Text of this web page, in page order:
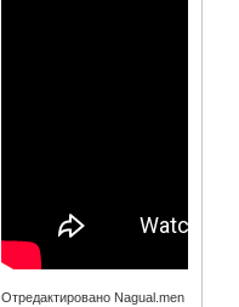
Отредактировано Nagual.men